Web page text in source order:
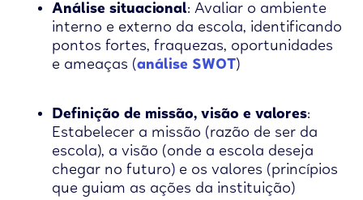
Análise situacional: Avaliar o ambiente
interno e externo da escola, identificando
pontos fortes, fraquezas, oportunidades
e ameaças (análise SWOT)
Definição de missão, visão e valores:
Estabelecer a missão (razão de ser da
escola), a visão (onde a escola deseja
chegar no futuro) e os valores (princípios
que guiam as ações da instituição)